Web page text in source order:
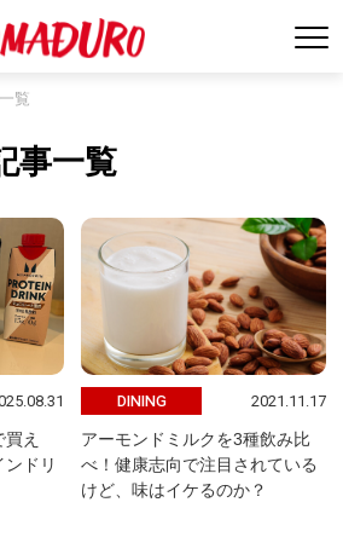
覧
事一覧
え
ドリ
DINING 2021.11.17
アーモンドミルクを3種飲み比
べ！健康志向で注目されている
けど、味はイケるのか？